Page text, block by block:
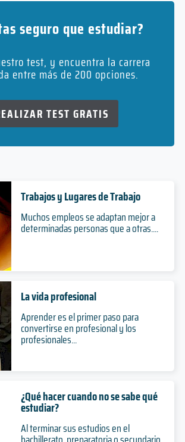
seguro que estudiar?
test, y encuentra la carrera
entre más de 200 opciones.
TEST GRATIS
Trabajos y Lugares de Trabajo
Muchos empleos se adaptan mejor a
determinadas personas que a otras....
La vida profesional
Aprender es el primer paso para
convertirse en profesional y los
profesionales...
¿Qué hacer cuando no se sabe qué
estudiar?
Al terminar sus estudios en el